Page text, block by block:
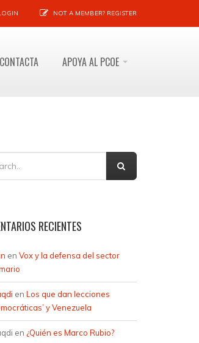
NOT A MEMBER? REGISTER
CONTACTA APOYA AL PCOE
RECIENTES
en Vox y la defensa del sector
en Los que dan lecciones
y Venezuela
en ¿Quién es Marco Rubio?